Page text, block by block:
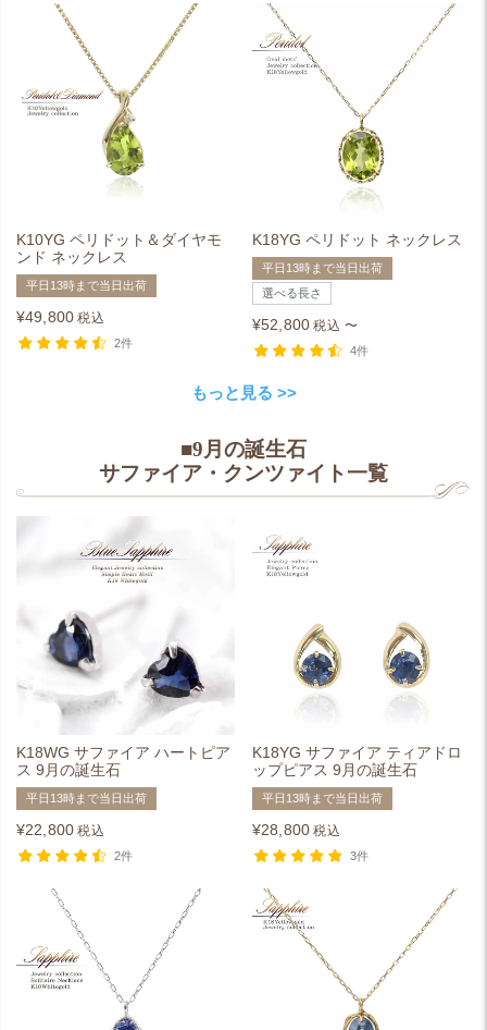
K10YG ペリドット＆ダイヤモ
ンド ネックレス
平日13時まで当日出荷
¥49,800 税込
2件
K18YG ペリドット ネックレス
平日13時まで当日出荷
選べる長さ
¥52,800 税込 〜
4件
もっと見る >>
■9月の誕生石
サファイア・クンツァイト一覧
K18WG サファイア ハートピア
ス 9月の誕生石
平日13時まで当日出荷
¥22,800 税込
2件
K18YG サファイア ティアドロ
ップピアス 9月の誕生石
平日13時まで当日出荷
¥28,800 税込
3件